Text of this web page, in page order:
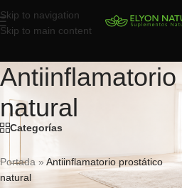
Skip to navigation
Skip to main content
natural
Categorías
Portada » Antiinflamatorio prostático
natural